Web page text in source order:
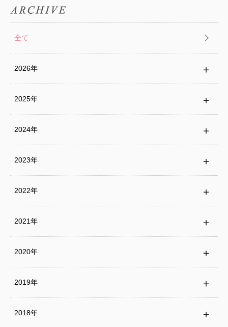
全て
2026年
2025年
2024年
2023年
2022年
2021年
2020年
2019年
2018年